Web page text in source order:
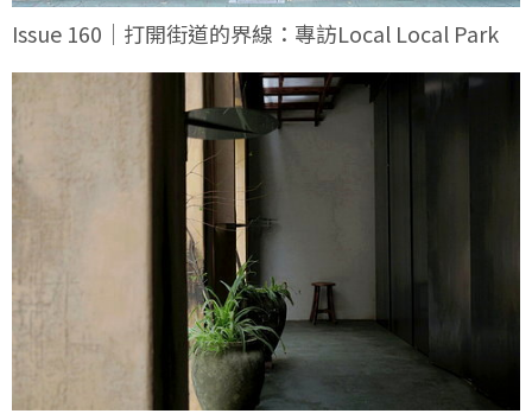
Issue 160｜打開街道的界線：專訪Local Local Park